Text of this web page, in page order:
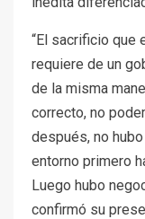
“El sacrificio que
requiere de un
de la misma
correcto, no
después, no
entorno primero
Luego hubo
confirmó su